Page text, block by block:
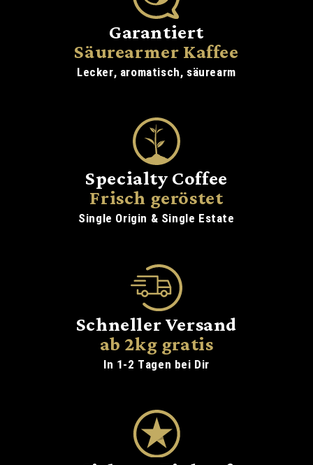
Garantiert
Säurearmer Kaffee
Lecker, aromatisch, säurearm
Specialty Coffee
Frisch geröstet
Single Origin & Single Estate
Schneller Versand
ab 2kg gratis
In 1-2 Tagen bei Dir